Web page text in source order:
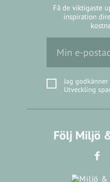
Få de viktigaste
inspiration
Jag
Utveckling
Följ Miljö